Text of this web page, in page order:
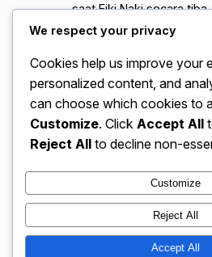
saat Fiki Naki secara
menghubungi salah satu
menggunakan bahasa
fasih, tanpa persiapan
yang selama ini mengira
Fiki hanya sebatas
OmeTV, di buat terpana
VidBloggerNation.com
We respect your privacy
Cookies help us improve your
personalized content, and
can choose which cookies to
Customize. Click Accept All
Reject All to decline non-
Customize
Reject All
Accept All